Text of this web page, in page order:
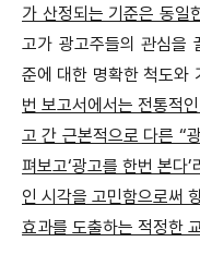
가 산정되는 기준은 동일
고가 광고주들의 관심을
준에 대한 명확한 척도와
번 보고서에서는 전통적
고 간 근본적으로 다른 “
펴보고‘광고를 한번 본다
인 시각을 고민함으로써
효과를 도출하는 적정한